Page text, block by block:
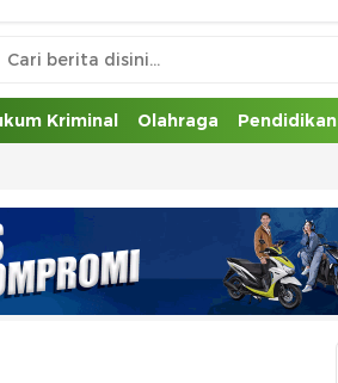
Kriminal Olahraga Pendidikan